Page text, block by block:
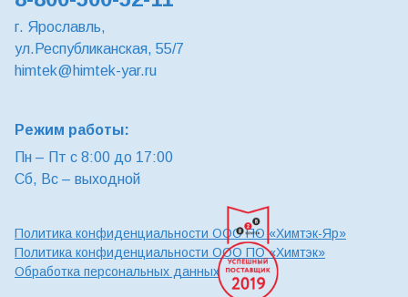
г. Ярославль,
ул.Республиканская, 55/7
himtek@himtek-yar.ru
Режим работы:
Пн – Пт с 8:00 до 17:00
Сб, Вс – выходной
Политика конфиденциальности ООО ПО «Химтэк-Яр»
Политика конфиденциальности ООО ПО «Химтэк»
Обработка персональных данных